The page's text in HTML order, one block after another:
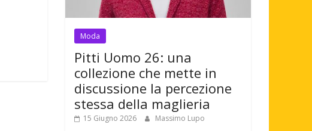
Moda
Pitti Uomo 26: una
collezione che mette in
discussione la percezione
stessa della maglieria
15 Giugno 2026 Massimo Lupo